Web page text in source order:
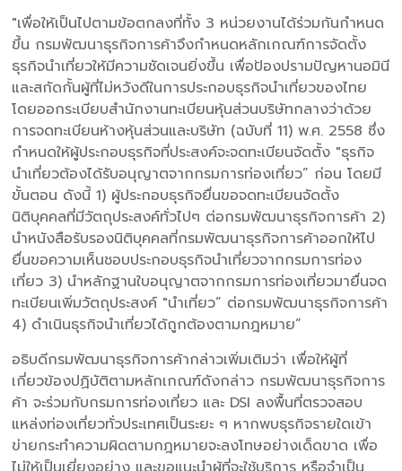
"เพื่อให้เป็นไปตามข้อตกลงที่ทั้ง 3 หน่วยงานได้ร่วมกันกำหนด
ขึ้น กรมพัฒนาธุรกิจการค้าจึงกำหนดหลักเกณฑ์การจัดตั้ง
ธุรกิจนำเที่ยวให้มีความชัดเจนยิ่งขึ้น เพื่อป้องปรามปัญหานอมินี
และสกัดกั้นผู้ที่ไม่หวังดีในการประกอบธุรกิจนำเที่ยวของไทย
โดยออกระเบียบสำนักงานทะเบียนหุ้นส่วนบริษัทกลางว่าด้วย
การจดทะเบียนห้างหุ้นส่วนและบริษัท (ฉบับที่ 11) พ.ศ. 2558 ซึ่ง
กำหนดให้ผู้ประกอบธุรกิจที่ประสงค์จะจดทะเบียนจัดตั้ง "ธุรกิจ
นำเที่ยวต้องได้รับอนุญาตจากกรมการท่องเที่ยว” ก่อน โดยมี
ขั้นตอน ดังนี้ 1) ผู้ประกอบธุรกิจยื่นขอจดทะเบียนจัดตั้ง
นิติบุคคลที่มีวัตถุประสงค์ทั่วไปๆ ต่อกรมพัฒนาธุรกิจการค้า 2)
นำหนังสือรับรองนิติบุคคลที่กรมพัฒนาธุรกิจการค้าออกให้ไป
ยื่นขอความเห็นชอบประกอบธุรกิจนำเที่ยวจากกรมการท่อง
เที่ยว 3) นำหลักฐานใบอนุญาตจากกรมการท่องเที่ยวมายื่นจด
ทะเบียนเพิ่มวัตถุประสงค์ "นำเที่ยว” ต่อกรมพัฒนาธุรกิจการค้า
4) ดำเนินธุรกิจนำเที่ยวได้ถูกต้องตามกฎหมาย”
อธิบดีกรมพัฒนาธุรกิจการค้ากล่าวเพิ่มเติมว่า เพื่อให้ผู้ที่
เกี่ยวข้องปฏิบัติตามหลักเกณฑ์ดังกล่าว กรมพัฒนาธุรกิจการ
ค้า จะร่วมกับกรมการท่องเที่ยว และ DSI ลงพื้นที่ตรวจสอบ
แหล่งท่องเที่ยวทั่วประเทศเป็นระยะ ๆ หากพบธุรกิจรายใดเข้า
ข่ายกระทำความผิดตามกฎหมายจะลงโทษอย่างเด็ดขาด เพื่อ